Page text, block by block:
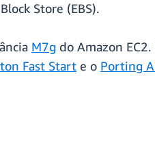
Store (EBS).
M7g do Amazon
Fast Start e o Porting